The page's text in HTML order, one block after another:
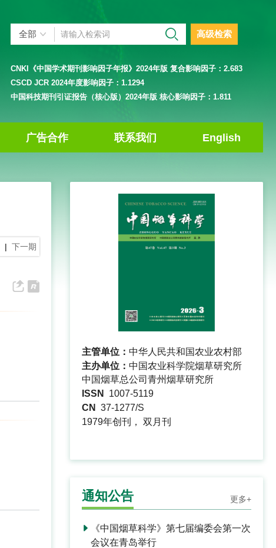
高级检索
CNKI《中国学术期刊影响因子年报》2024年版 复合影响因子： 2.683
CSCD JCR 2024年度影响因子： 1.1294
中国科技期刊引证报告（核心版）2024年版 核心影响因子： 1.811
广告合作 联系我们 English
| 下一期
主管单位： 中华人民共和国农业农村部
主办单位： 中国农业科学院烟草研究所
中国烟草总公司青州烟草研究所
ISSN
1007-5119
CN
37-1277/S
1979年创刊， 双月刊
通知公告 更多+
《中国烟草科学》第七届编委会第一次
会议在青岛举行